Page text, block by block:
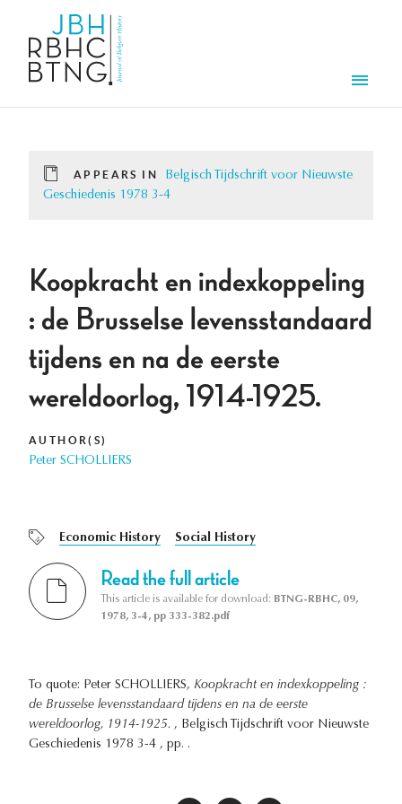
APPEARS IN
Belgisch Tijdschrift voor Nieuwste
Geschiedenis 1978 3-4
Koopkracht en indexkoppeling
: de Brusselse levensstandaard
tijdens en na de eerste
wereldoorlog, 1914-1925.
AUTHOR(S)
Peter SCHOLLIERS
Economic History Social History
Read the full article
This article is available for download: BTNG-RBHC, 09,
1978, 3-4, pp 333-382.pdf
To quote: Peter SCHOLLIERS, Koopkracht en indexkoppeling :
de Brusselse levensstandaard tijdens en na de eerste
wereldoorlog, 1914-1925. , Belgisch Tijdschrift voor Nieuwste
Geschiedenis 1978 3-4 , pp. .